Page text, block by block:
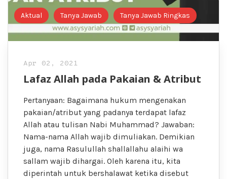
Aktual Tanya Jawab Tanya Jawab Ringkas
Apr 02, 2021
Lafaz Allah pada Pakaian & Atribut
Pertanyaan: Bagaimana hukum mengenakan
pakaian/atribut yang padanya terdapat lafaz
Allah atau tulisan Nabi Muhammad? Jawaban:
Nama-nama Allah wajib dimuliakan. Demikian
juga, nama Rasulullah shallallahu alaihi wa
sallam wajib dihargai. Oleh karena itu, kita
diperintah untuk bershalawat ketika disebut